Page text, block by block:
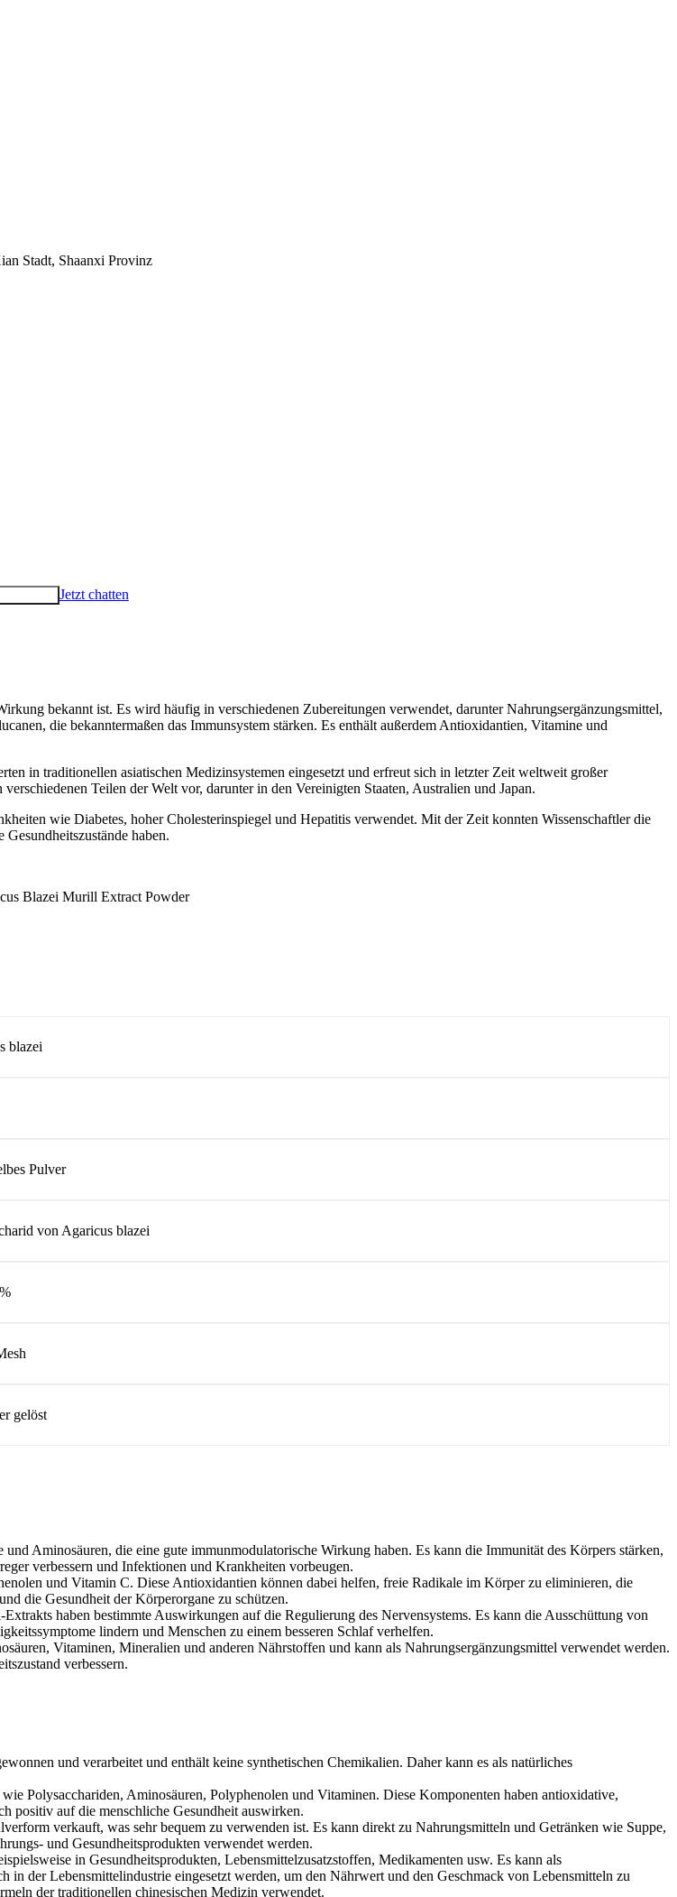
Stadt, Shaanxi Provinz
Jetzt chatten
bekannt ist. Es wird häufig in verschiedenen Zubereitungen verwendet, darunter Nahrungsergänzungsmittel,
die bekanntermaßen das Immunsystem stärken. Es enthält außerdem Antioxidantien, Vitamine und
in traditionellen asiatischen Medizinsystemen eingesetzt und erfreut sich in letzter Zeit weltweit großer
Teilen der Welt vor, darunter in den Vereinigten Staaten, Australien und Japan.
wie Diabetes, hoher Cholesterinspiegel und Hepatitis verwendet. Mit der Zeit konnten Wissenschaftler die
haben.
blazei
Pulver
von Agaricus blazei
gelöst
Aminosäuren, die eine gute immunmodulatorische Wirkung haben. Es kann die Immunität des Körpers stärken,
verbessern und Infektionen und Krankheiten vorbeugen.
und Vitamin C. Diese Antioxidantien können dabei helfen, freie Radikale im Körper zu eliminieren, die
die Gesundheit der Körperorgane zu schützen.
haben bestimmte Auswirkungen auf die Regulierung des Nervensystems. Es kann die Ausschüttung von
lindern und Menschen zu einem besseren Schlaf verhelfen.
Vitaminen, Mineralien und anderen Nährstoffen und kann als Nahrungsergänzungsmittel verwendet werden.
verbessern.
und verarbeitet und enthält keine synthetischen Chemikalien. Daher kann es als natürliches
Polysacchariden, Aminosäuren, Polyphenolen und Vitaminen. Diese Komponenten haben antioxidative,
positiv auf die menschliche Gesundheit auswirken.
verkauft, was sehr bequem zu verwenden ist. Es kann direkt zu Nahrungsmitteln und Getränken wie Suppe,
und Gesundheitsprodukten verwendet werden.
in Gesundheitsprodukten, Lebensmittelzusatzstoffen, Medikamenten usw. Es kann als
in der Lebensmittelindustrie eingesetzt werden, um den Nährwert und den Geschmack von Lebensmitteln zu
der traditionellen chinesischen Medizin verwendet.